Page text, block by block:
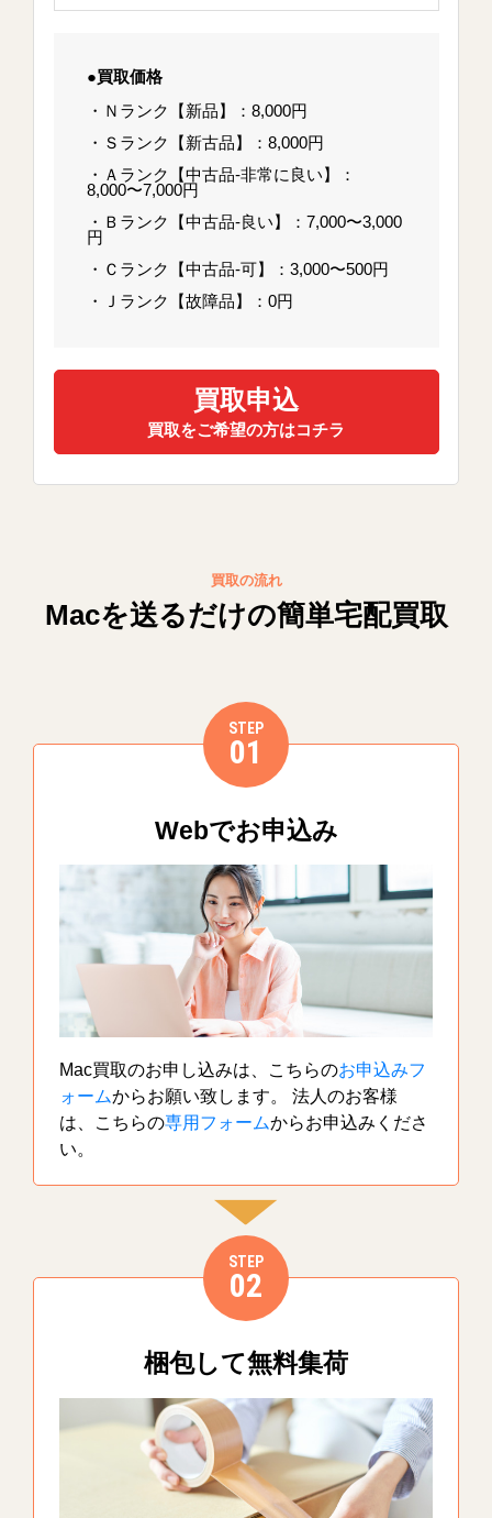
●買取価格
・Ｎランク【新品】：8,000円
・Ｓランク【新古品】：8,000円
・Ａランク【中古品-非常に良い】：
8,000〜7,000円
・Ｂランク【中古品-良い】：7,000〜3,000
円
・Ｃランク【中古品-可】：3,000〜500円
・Ｊランク【故障品】：0円
買取申込
買取をご希望の方はコチラ
買取の流れ
Macを送るだけの簡単宅配買取
STEP
01
Webでお申込み
Mac買取のお申し込みは、こちらのお申込みフ
ォームからお願い致します。 法人のお客様
は、こちらの専用フォームからお申込みくださ
い。
STEP
02
梱包して無料集荷